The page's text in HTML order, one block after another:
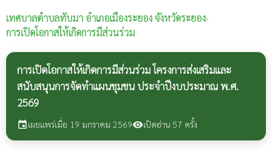
เทศบาลตำบลทับมา อำเภอเมืองระยอง จังหวัดระยอง›
การเปิดโอกาสให้เกิดการมีส่วนร่วม
การเปิดโอกาสให้เกิดการมีส่วนร่วม โครงการส่งเสริมและ
สนับสนุนการจัดทำแผนชุมชน ประจำปีงบประมาณ พ.ศ.
2569
eventเผยแพร่เมื่อ 19 มกราคม 2569visibilityเปิดอ่าน 57 ครั้ง